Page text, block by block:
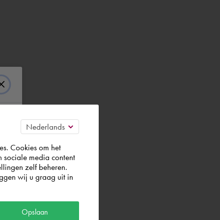
Cookies om het
sociale media content
zelf beheren.
wij u graag uit in
Opslaan